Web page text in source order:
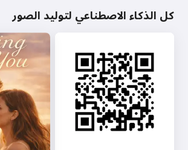
كل الذكاء الاصطناعي لتوليد الصور